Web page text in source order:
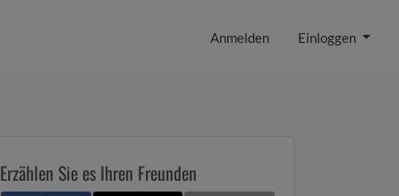
Anmelden Einloggen
Erzählen Sie es Ihren Freunden